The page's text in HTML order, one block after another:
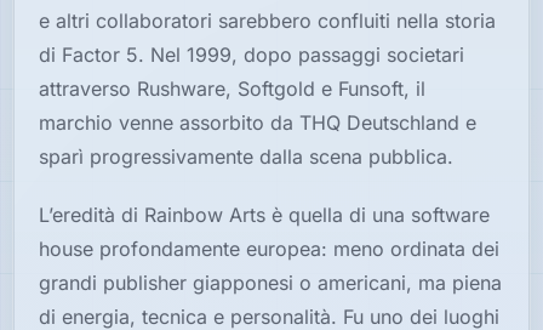
e altri collaboratori sarebbero confluiti nella storia
di Factor 5. Nel 1999, dopo passaggi societari
attraverso Rushware, Softgold e Funsoft, il
marchio venne assorbito da THQ Deutschland e
sparì progressivamente dalla scena pubblica.
L’eredità di Rainbow Arts è quella di una software
house profondamente europea: meno ordinata dei
grandi publisher giapponesi o americani, ma piena
di energia, tecnica e personalità. Fu uno dei luoghi